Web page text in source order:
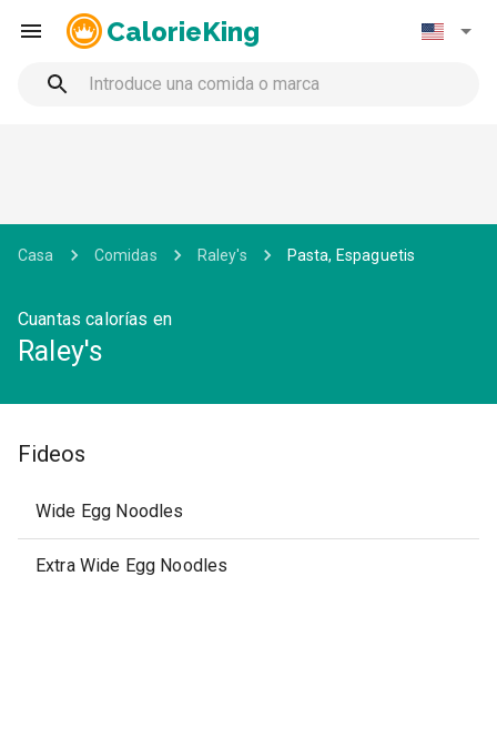
CalorieKing
Casa Comidas Raley's Pasta, Espaguetis
Cuantas calorías en
Raley's
Fideos
Wide Egg Noodles
Extra Wide Egg Noodles